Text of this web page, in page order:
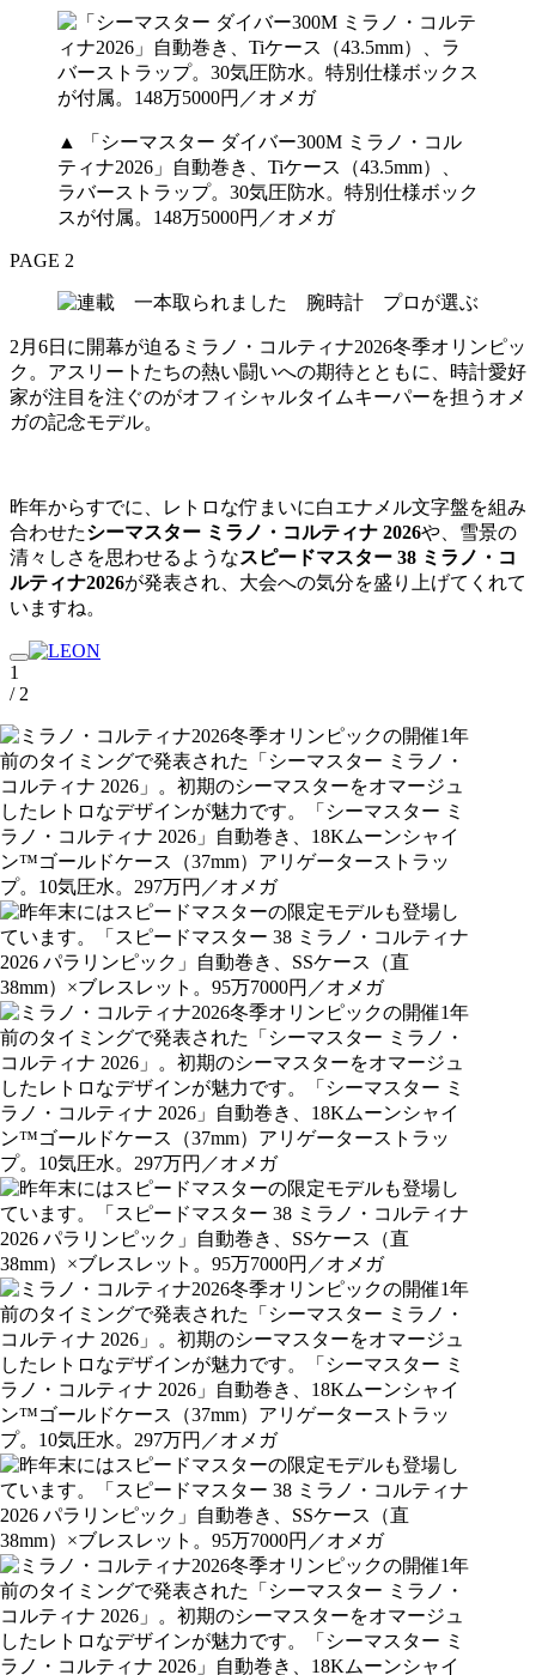
▲ 「シーマスター ダイバー300M ミラノ・コル
ティナ2026」自動巻き、Tiケース（43.5mm）、
ラバーストラップ。30気圧防水。特別仕様ボック
スが付属。148万5000円／オメガ
PAGE 2
2月6日に開幕が迫るミラノ・コルティナ2026冬季オリンピッ
ク。アスリートたちの熱い闘いへの期待とともに、時計愛好
家が注目を注ぐのがオフィシャルタイムキーパーを担うオメ
ガの記念モデル。
昨年からすでに、レトロな佇まいに白エナメル文字盤を組み
合わせたシーマスター ミラノ・コルティナ 2026や、雪景の
清々しさを思わせるようなスピードマスター 38 ミラノ・コ
ルティナ2026が発表され、大会への気分を盛り上げてくれて
いますね。
1
/ 2